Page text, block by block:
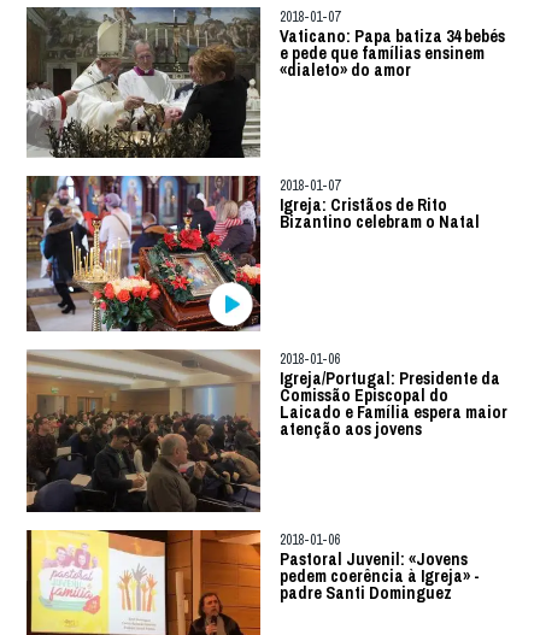
2018-01-07
Vaticano: Papa batiza 34 bebés
e pede que famílias ensinem
«dialeto» do amor
2018-01-07
Igreja: Cristãos de Rito
Bizantino celebram o Natal
2018-01-06
Igreja/Portugal: Presidente da
Comissão Episcopal do
Laicado e Família espera maior
atenção aos jovens
2018-01-06
Pastoral Juvenil: «Jovens
pedem coerência à Igreja» -
padre Santi Dominguez